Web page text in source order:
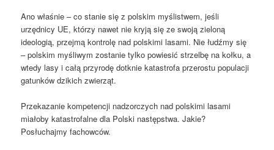
Ano właśnie – co stanie się z polskim myślistwem, jeśli
urzędnicy UE, którzy nawet nie kryją się ze swoją zieloną
ideologią, przejmą kontrolę nad polskimi lasami. Nie łudźmy się
– polskim myśliwym zostanie tylko powiesić strzelbę na kołku, a
wtedy lasy i całą przyrodę dotknie katastrofa przerostu populacji
gatunków dzikich zwierząt.
Przekazanie kompetencji nadzorczych nad polskimi lasami
miałoby katastrofalne dla Polski następstwa. Jakie?
Posłuchajmy fachowców.